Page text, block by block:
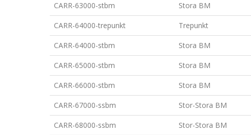
CARR-63000-stbm Stora BM
CARR-64000-trepunkt Trepunkt
CARR-64000-stbm Stora BM
CARR-65000-stbm Stora BM
CARR-66000-stbm Stora BM
CARR-67000-ssbm Stor-Stora BM
CARR-68000-ssbm Stor-Stora BM